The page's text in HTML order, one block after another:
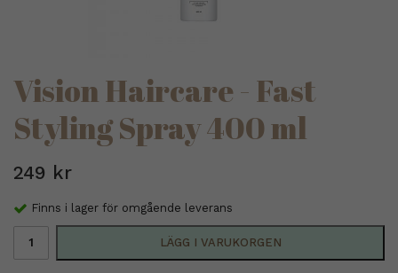
Vision Haircare - Fast
Styling Spray 400 ml
249 kr
Finns i lager för omgående leverans
LÄGG I VARUKORGEN